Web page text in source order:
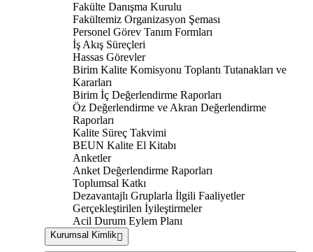
Fakülte Danışma Kurulu
Fakültemiz Organizasyon Şeması
Personel Görev Tanım Formları
İş Akış Süreçleri
Hassas Görevler
Birim Kalite Komisyonu Toplantı Tutanakları ve
Kararları
Birim İç Değerlendirme Raporları
Öz Değerlendirme ve Akran Değerlendirme
Raporları
Kalite Süreç Takvimi
BEUN Kalite El Kitabı
Anketler
Anket Değerlendirme Raporları
Toplumsal Katkı
Dezavantajlı Gruplarla İlgili Faaliyetler
Gerçekleştirilen İyileştirmeler
Acil Durum Eylem Planı
Kurumsal Kimlik